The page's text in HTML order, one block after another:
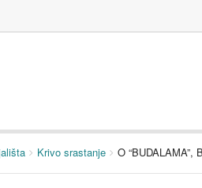
Krivo srastanje O “BUDALAMA”,